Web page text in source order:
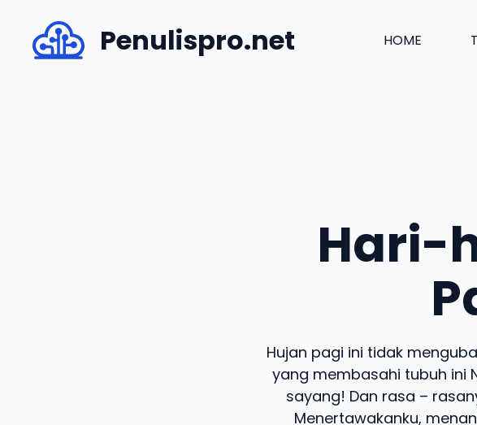
content
Penulispro.net HOME
Hari-
Hujan pagi ini tidak
yang membasahi tubuh ini
sayang! Dan rasa –
Menertawakanku,